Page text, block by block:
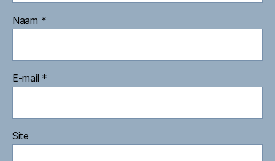
Naam *
E-mail *
Site